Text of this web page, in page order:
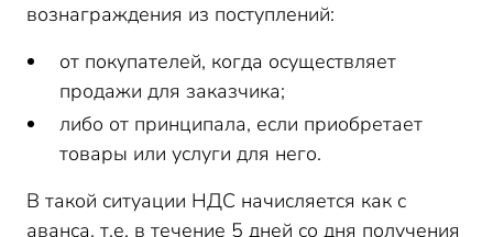
вознаграждения из поступлений:
от покупателей, когда осуществляет
продажи для заказчика;
либо от принципала, если приобретает
товары или услуги для него.
В такой ситуации НДС начисляется как с
аванса, т.е. в течение 5 дней со дня получения